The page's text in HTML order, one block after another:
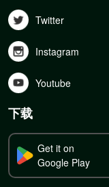
Twitter
Instagram
Youtube
下载
Get it on
Google Play